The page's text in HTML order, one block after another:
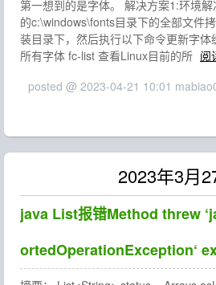
第一想到的是字体。 解决方案1:环境
的c:\windows\fonts目录下的全部文件
装目录下，然后执行以下命令更新字
所有字体 fc-list 查看Linux目前的所 阅
posted @ 2023-04-21 10:01
2023年3月
java List报错Method threw
ortedOperationException‘